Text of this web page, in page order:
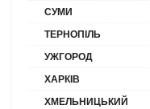
СУМИ
ТЕРНОПІЛЬ
УЖГОРОД
ХАРКІВ
ХМЕЛЬНИЦЬКИЙ